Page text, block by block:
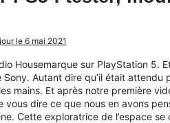
le 6 mai 2021
Housemarque sur PlayStation 5.
Autant dire qu’il était attendu
mains. Et après notre première
vous dire ce que nous en avons
Cette exploratrice de l’espace